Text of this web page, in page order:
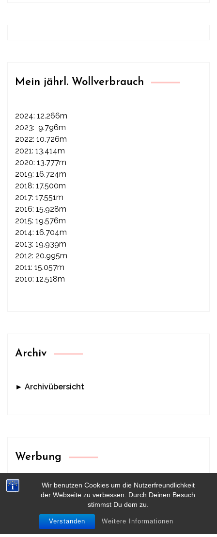
Wir benutzen Cookies um die Nutzerfreundlichkeit
der Webseite zu verbessen. Durch Deinen Besuch
stimmst Du dem zu.
Verstanden Weitere Informationen
Mein jährl. Wollverbrauch
2024: 12.266m
2023: 9.796m
2022: 10.726m
2021: 13.414m
2020: 13.777m
2019: 16.724m
2018: 17.500m
2017: 17.551m
2016: 15.928m
2015: 19.576m
2014: 16.704m
2013: 19.939m
2012: 20.995m
2011: 15.057m
2010: 12.518m
Archiv
► Archivübersicht
Werbung